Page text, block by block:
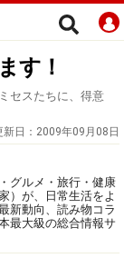
す！
セスたちに、得意
新日： 2009年09月08日
グルメ・旅行・健康
）が、日常生活をよ
新動向、読み物コラ
最大級の総合情報サ